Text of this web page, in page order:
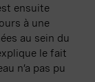
ensuite
à une
au sein du
le fait
n’a pas pu